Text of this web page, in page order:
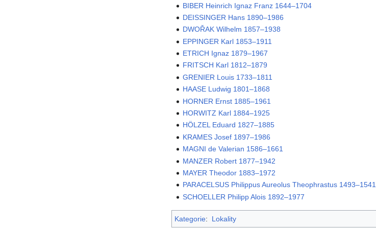
BIBER Heinrich Ignaz Franz 1644–1704
DEISSINGER Hans 1890–1986
DWOŘAK Wilhelm 1857–1938
EPPINGER Karl 1853–1911
ETRICH Ignaz 1879–1967
FRITSCH Karl 1812–1879
GRENIER Louis 1733–1811
HAASE Ludwig 1801–1868
HORNER Ernst 1885–1961
HORWITZ Karl 1884–1925
HÖLZEL Eduard 1827–1885
KRAMES Josef 1897–1986
MAGNI de Valerian 1586–1661
MANZER Robert 1877–1942
MAYER Theodor 1883–1972
PARACELSUS Philippus Aureolus Theophrastus 1493–1541
SCHOELLER Philipp Alois 1892–1977
Kategorie: Lokality